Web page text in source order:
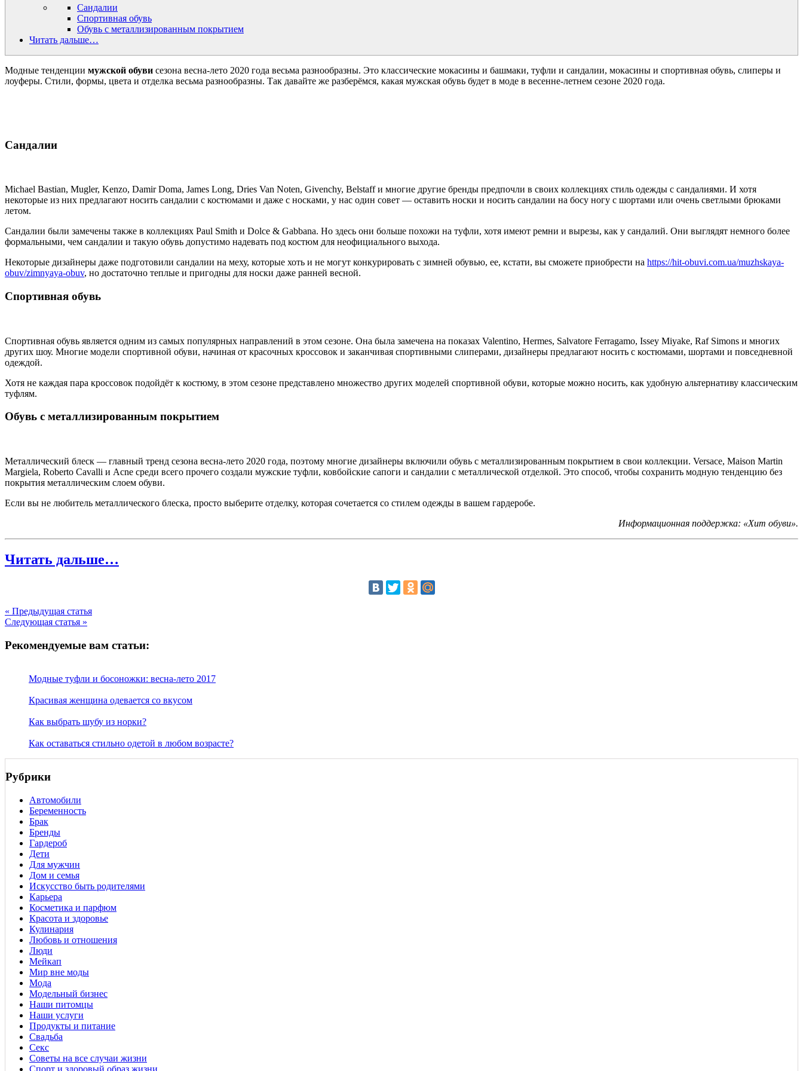
Сандалии
Спортивная обувь
Обувь с металлизированным покрытием
Читать дальше…
Модные тенденции мужской обуви сезона весна-лето 2020 года весьма разнообразны. Это классические мокасины и башмаки, туфли и сандалии, мокасины и спортивная обувь, слиперы и
лоуферы. Стили, формы, цвета и отделка весьма разнообразны. Так давайте же разберёмся, какая мужская обувь будет в моде в весенне-летнем сезоне 2020 года.
Сандалии
Michael Bastian, Mugler, Kenzo, Damir Doma, James Long, Dries Van Noten, Givenchy, Belstaff и многие другие бренды предпочли в своих коллекциях стиль одежды с сандалиями. И хотя
некоторые из них предлагают носить сандалии с костюмами и даже с носками, у нас один совет — оставить носки и носить сандалии на босу ногу с шортами или очень светлыми брюками
летом.
Сандалии были замечены также в коллекциях Paul Smith и Dolce & Gabbana. Но здесь они больше похожи на туфли, хотя имеют ремни и вырезы, как у сандалий. Они выглядят немного более
формальными, чем сандалии и такую обувь допустимо надевать под костюм для неофициального выхода.
Некоторые дизайнеры даже подготовили сандалии на меху, которые хоть и не могут конкурировать с зимней обувью, ее, кстати, вы сможете приобрести на https://hit-obuvi.com.ua/muzhskaya-
obuv/zimnyaya-obuv, но достаточно теплые и пригодны для носки даже ранней весной.
Спортивная обувь
Спортивная обувь является одним из самых популярных направлений в этом сезоне. Она была замечена на показах Valentino, Hermes, Salvatore Ferragamo, Issey Miyake, Raf Simons и многих
других шоу. Многие модели спортивной обуви, начиная от красочных кроссовок и заканчивая спортивными слиперами, дизайнеры предлагают носить с костюмами, шортами и повседневной
одеждой.
Хотя не каждая пара кроссовок подойдёт к костюму, в этом сезоне представлено множество других моделей спортивной обуви, которые можно носить, как удобную альтернативу классическим
туфлям.
Обувь с металлизированным покрытием
Металлический блеск — главный тренд сезона весна-лето 2020 года, поэтому многие дизайнеры включили обувь с металлизированным покрытием в свои коллекции. Versace, Maison Martin
Margiela, Roberto Cavalli и Acne среди всего прочего создали мужские туфли, ковбойские сапоги и сандалии с металлической отделкой. Это способ, чтобы сохранить модную тенденцию без
покрытия металлическим слоем обуви.
Если вы не любитель металлического блеска, просто выберите отделку, которая сочетается со стилем одежды в вашем гардеробе.
Информационная поддержка: «Хит обуви».
Читать дальше…
« Предыдущая статья
Следующая статья »
Рекомендуемые вам статьи:
Модные туфли и босоножки: весна-лето 2017
Красивая женщина одевается со вкусом
Как выбрать шубу из норки?
Как оставаться стильно одетой в любом возрасте?
Рубрики
Автомобили
Беременность
Брак
Бренды
Гардероб
Дети
Для мужчин
Дом и семья
Искусство быть родителями
Карьера
Косметика и парфюм
Красота и здоровье
Кулинария
Любовь и отношения
Люди
Мейкап
Мир вне моды
Мода
Модельный бизнес
Наши питомцы
Наши услуги
Продукты и питание
Свадьба
Секс
Советы на все случаи жизни
Спорт и здоровый образ жизни